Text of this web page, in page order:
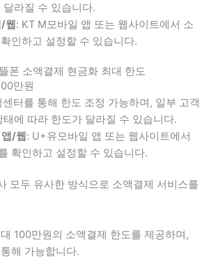
달라질 수 있습니다.
웹 : KT M모바일 앱 또는 웹사이트에서 소
인하고 설정할 수 있습니다.
폰 소액결제 현금화 최대 한도
만원
센터를 통해 한도 조정 가능하며, 일부 고객
태에 따라 한도가 달라질 수 있습니다.
/웹 : U+유모바일 앱 또는 웹사이트에서
확인하고 설정할 수 있습니다.
모두 유사한 방식으로 소액결제 서비스를
100만원의 소액결제 한도를 제공하며,
해 가능합니다.